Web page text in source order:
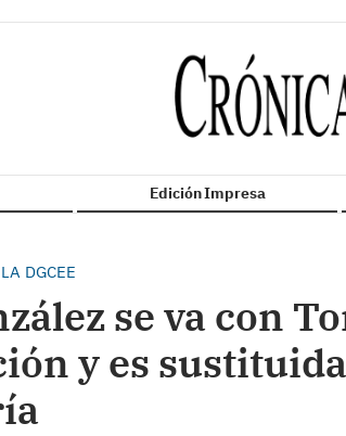
Edición Impresa
DGCEE
se va con
y es